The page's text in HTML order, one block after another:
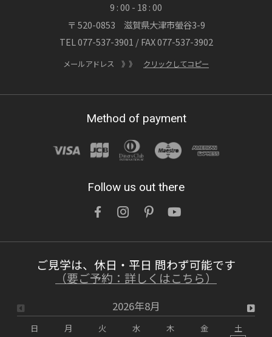
2026/07/20
渓流が刻んだ時間、職人が刻む時間 ― 木製
玄関ドア「ヘビーヴィンテージフィニッシ
ネットでなんて注文できない」を無くした話
OWNERS BLOG 更新
詳しくはこちら
2026/07/12
【インタビュー動画】理髪店オーナー様に聞
9 : 00 - 18 : 00
〒 520-0853 滋賀県大津市螢谷3-9
TEL 077-537-3901 / FAX 077-537-3902
メールアドレス 》》 クリックしてコピー
Method of payment
Follow us out there
ご見学は、休日・平日 問わず可能です
（要ご予約：詳しくはこちら）
2026年8月
日 月 火 水 木 金
土